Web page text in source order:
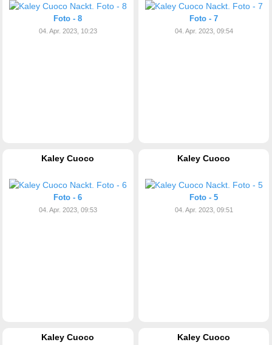
Foto - 8
04. Apr. 2023, 10:23
Foto - 7
04. Apr. 2023, 09:54
Kaley Cuoco
Foto - 6
04. Apr. 2023, 09:53
Kaley Cuoco
Foto - 5
04. Apr. 2023, 09:51
Kaley Cuoco Kaley Cuoco